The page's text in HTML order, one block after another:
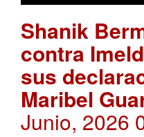
Shanik
contra
sus
Maribel
Junio, 2026